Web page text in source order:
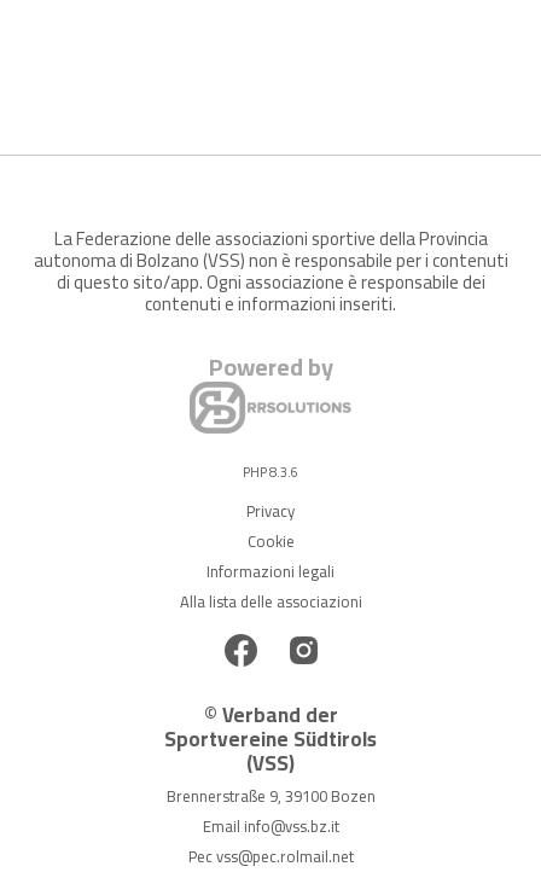
La Federazione delle associazioni sportive della Provincia
autonoma di Bolzano (VSS) non è responsabile per i contenuti
di questo sito/app. Ogni associazione è responsabile dei
contenuti e informazioni inseriti.
Powered by
PHP 8.3.6
Privacy
Cookie
Informazioni legali
Alla lista delle associazioni
© Verband der
Sportvereine Südtirols
(VSS)
Brennerstraße 9, 39100 Bozen
Email info@vss.bz.it
Pecvss@pec.rolmail.net